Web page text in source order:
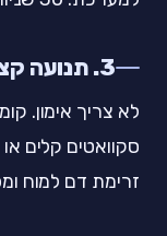
3. תנועה קצרה
סקוואטים קלים
זרימת דם למוח